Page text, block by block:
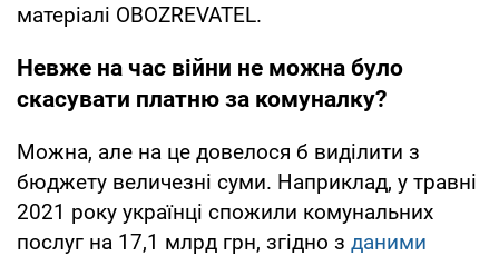
матеріалі OBOZREVATEL.
Невже на час війни не можна було
скасувати платню за комуналку?
Можна, але на це довелося б виділити з
бюджету величезні суми. Наприклад, у травні
2021 року українці спожили комунальних
послуг на 17,1 млрд грн, згідно з даними